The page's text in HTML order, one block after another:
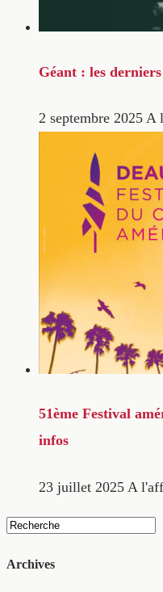
Géant : les
2 septembre 2025 A
51ème Festival
infos
23 juillet 2025 A
Archives